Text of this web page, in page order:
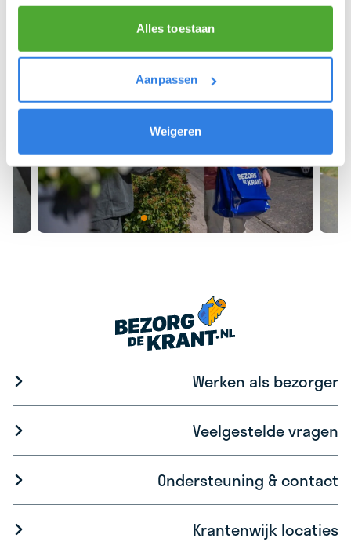
Alles toestaan
Aanpassen
Weigeren
Werken als bezorger
Veelgestelde vragen
Ondersteuning & contact
Krantenwijk locaties